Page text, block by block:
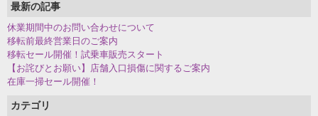
最新の記事
休業期間中のお問い合わせについて
移転前最終営業日のご案内
移転セール開催！試乗車販売スタート
【お詫びとお願い】店舗入口損傷に関するご案内
在庫一掃セール開催！
カテゴリ